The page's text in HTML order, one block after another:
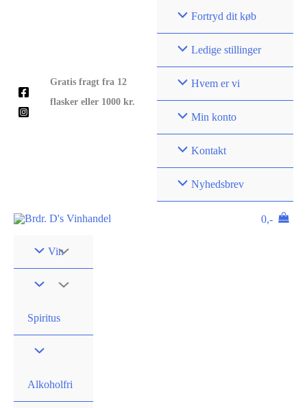
Gratis fragt fra 12
flasker eller 1000 kr.
Fortryd dit køb
Ledige stillinger
Hvem er vi
Min konto
Kontakt
Nyhedsbrev
0,-
Vin
Spiritus
Alkoholfri